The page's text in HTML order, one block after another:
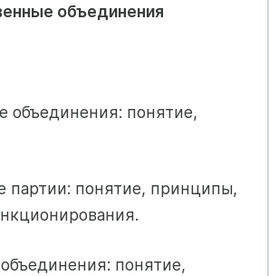
объединения
объединения: понятие,
партии: понятие, принципы,
понятие,